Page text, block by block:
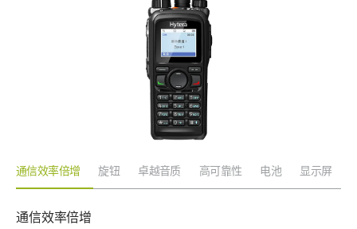
通信效率倍增 旋钮 卓越音质 高可靠性 电池 显示屏
通信效率倍增